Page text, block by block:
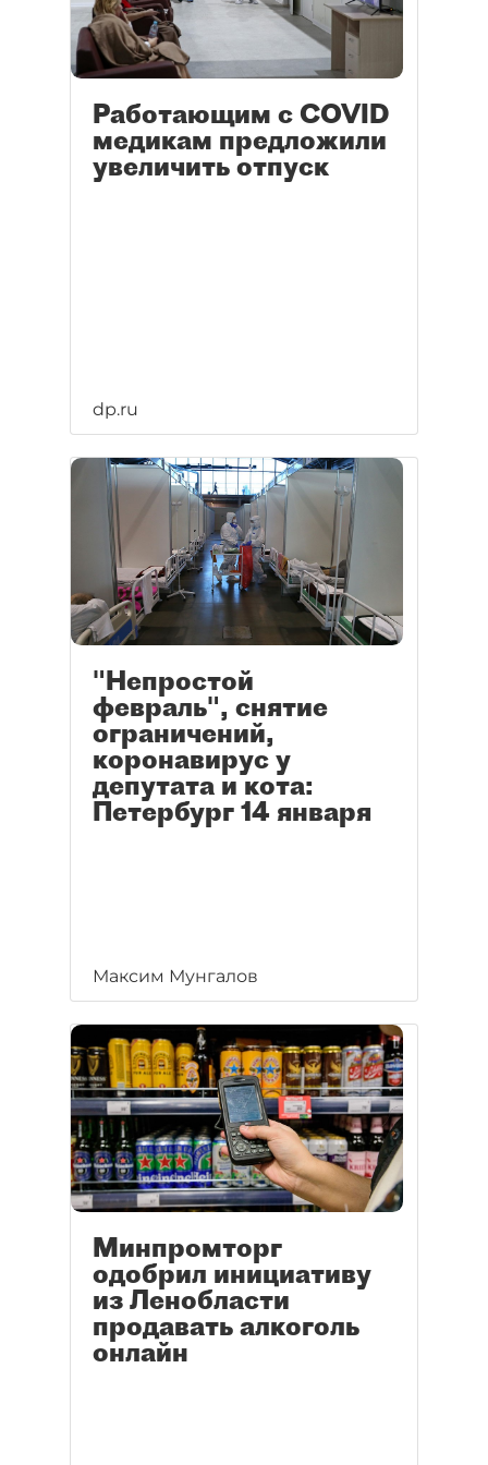
Работающим с COVID
медикам предложили
увеличить отпуск
dp.ru
"Непростой
февраль", снятие
ограничений,
коронавирус у
депутата и кота:
Петербург 14 января
Максим Мунгалов
Минпромторг
одобрил инициативу
из Ленобласти
продавать алкоголь
онлайн